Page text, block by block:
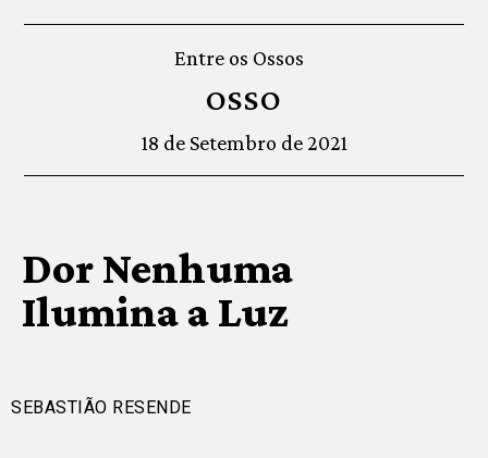
Entre os Ossos
OSSO
18 de Setembro de 2021
Dor Nenhuma
Ilumina a Luz
SEBASTIÃO RESENDE